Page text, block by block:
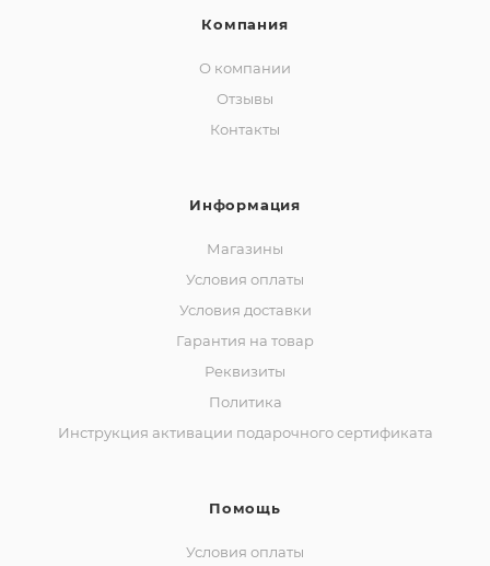
Компания
О компании
Отзывы
Контакты
Информация
Магазины
Условия оплаты
Условия доставки
Гарантия на товар
Реквизиты
Политика
Инструкция активации подарочного сертификата
Помощь
Условия оплаты